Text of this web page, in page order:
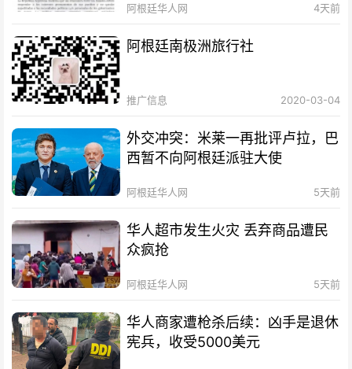
阿根廷华人网 4天前
阿根廷南极洲旅行社
推广信息 2020-03-04
外交冲突：米莱一再批评卢拉，巴
西暂不向阿根廷派驻大使
阿根廷华人网 5天前
华人超市发生火灾 丢弃商品遭民
众疯抢
阿根廷华人网 5天前
华人商家遭枪杀后续：凶手是退休
宪兵，收受5000美元